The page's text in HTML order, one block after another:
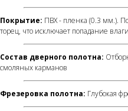
Покрытие: ПВХ - пленка (0.3 мм.).
торец, что исключает попадание влаги
Состав дверного полотна:
смоляных карманов
Фрезеровка полотна: Глубокая